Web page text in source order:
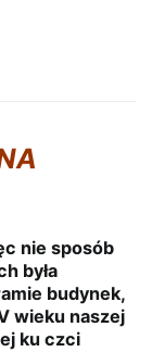
nie sposób
była
budynek,
wieku naszej
ku czci